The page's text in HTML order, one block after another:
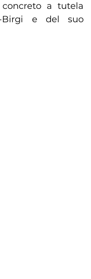
a tutela
Birgi e del suo